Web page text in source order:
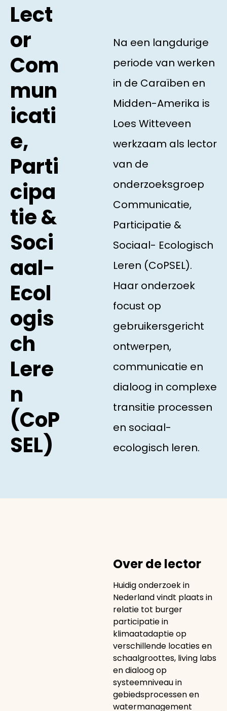
Lect
or
Com
mun
icati
e,
Parti
cipa
tie &
Soci
aal-
Ecol
ogis
ch
Lere
n
(CoP
SEL)
Na een langdurige
periode van werken
in de Caraïben en
Midden-Amerika is
Loes Witteveen
werkzaam als lector
van de
onderzoeksgroep
Communicatie,
Participatie &
Sociaal- Ecologisch
Leren (CoPSEL).
Haar onderzoek
focust op
gebruikersgericht
ontwerpen,
communicatie en
dialoog in complexe
transitie processen
en sociaal-
ecologisch leren.
Over de lector
Huidig onderzoek in
Nederland vindt plaats in
relatie tot burger
participatie in
klimaatadaptie op
verschillende locaties en
schaalgroottes, living labs
en dialoog op
systeemniveau in
gebiedsprocessen en
watermanagement